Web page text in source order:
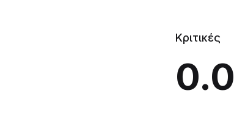
Κριτικές
0.0